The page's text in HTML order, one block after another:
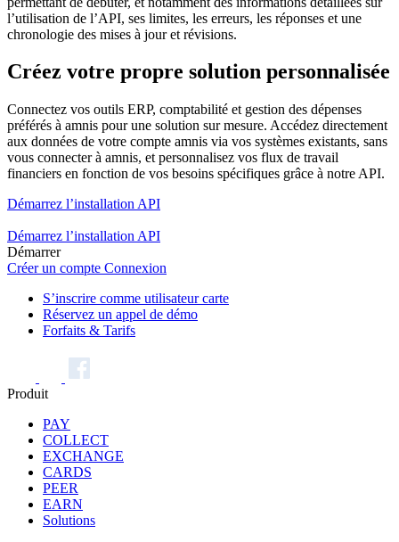
l’utilisation de l’API, ses limites, les erreurs, les réponses et une
chronologie des mises à jour et révisions.
Créez votre propre solution personnalisée
Connectez vos outils ERP, comptabilité et gestion des dépenses
préférés à amnis pour une solution sur mesure. Accédez directement
aux données de votre compte amnis via vos systèmes existants, sans
vous connecter à amnis, et personnalisez vos flux de travail
financiers en fonction de vos besoins spécifiques grâce à notre API.
Démarrez l’installation API
Démarrez l’installation API
Démarrer
Créer un compte Connexion
S’inscrire comme utilisateur carte
Réservez un appel de démo
Forfaits & Tarifs
Produit
PAY
COLLECT
EXCHANGE
CARDS
PEER
EARN
Solutions